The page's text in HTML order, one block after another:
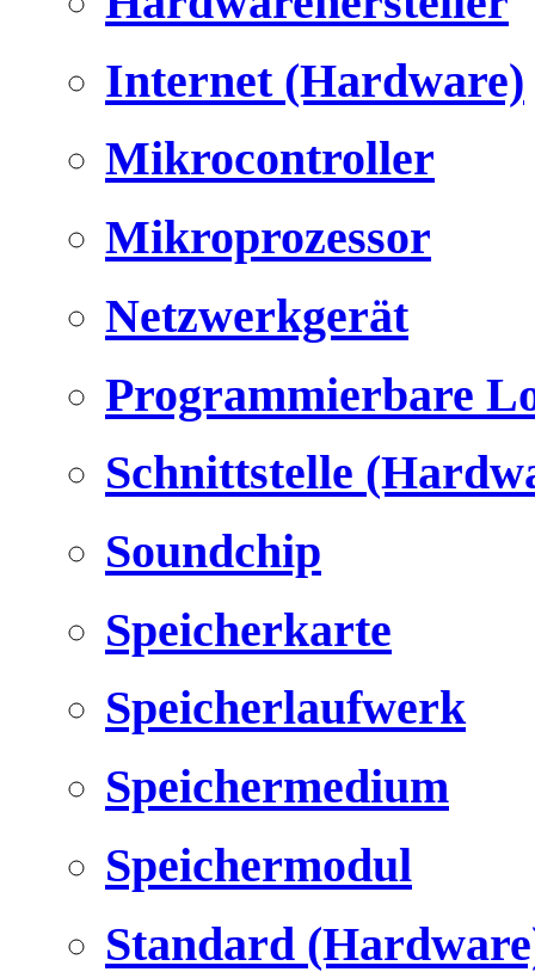
Internet (Hardware)
Mikrocontroller
Mikroprozessor
Netzwerkgerät
Programmierbare
Schnittstelle
Soundchip
Speicherkarte
Speicherlaufwerk
Speichermedium
Speichermodul
Standard